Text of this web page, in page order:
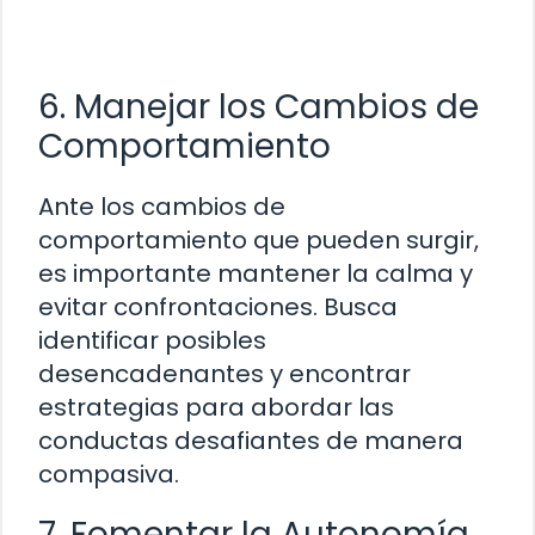
6. Manejar los Cambios de
Comportamiento
Ante los cambios de
comportamiento que pueden surgir,
es importante mantener la calma y
evitar confrontaciones. Busca
identificar posibles
desencadenantes y encontrar
estrategias para abordar las
conductas desafiantes de manera
compasiva.